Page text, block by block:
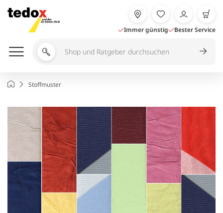
Inhalt
springen
Immer günstig Bester Service
Shop
Ratgeber
StartseiteStoffmuster